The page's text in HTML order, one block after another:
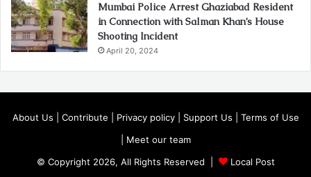
Mumbai Police Arrest Ghaziabad Resident
in Connection with Salman Khan’s House
Shooting Incident
April 20, 2024
About Us Contribute Privacy policy| Support Us
Terms of Use
Meet our team
© Copyright 2026, All Rights Reserved |
Local Post